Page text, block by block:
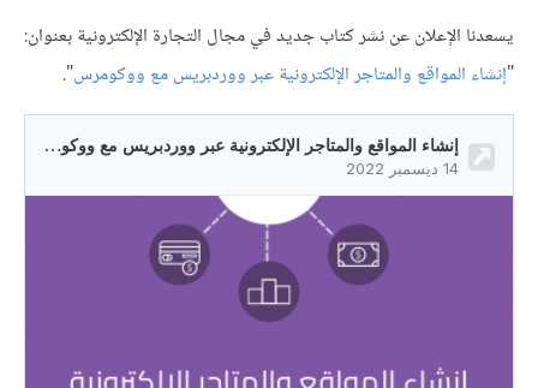
يسعدنا الإعلان عن نشر كتاب جديد في مجال التجارة الإلكترونية بعنوان:
"إنشاء المواقع والمتاجر الإلكترونية عبر ووردبريس مع ووكومرس".